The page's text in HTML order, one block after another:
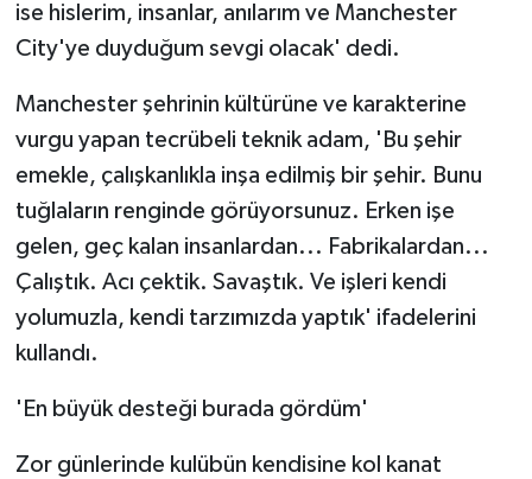
ise hislerim, insanlar, anılarım ve Manchester
City'ye duyduğum sevgi olacak' dedi.
Manchester şehrinin kültürüne ve karakterine
vurgu yapan tecrübeli teknik adam, 'Bu şehir
emekle, çalışkanlıkla inşa edilmiş bir şehir. Bunu
tuğlaların renginde görüyorsunuz. Erken işe
gelen, geç kalan insanlardan... Fabrikalardan...
Çalıştık. Acı çektik. Savaştık. Ve işleri kendi
yolumuzla, kendi tarzımızda yaptık' ifadelerini
kullandı.
'En büyük desteği burada gördüm'
Zor günlerinde kulübün kendisine kol kanat